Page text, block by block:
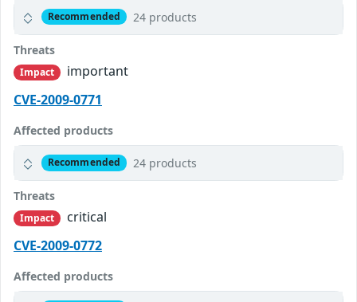
Recommended 24 products
Threats
Impact
important
CVE-2009-0771
Affected products
Recommended 24 products
Threats
Impact
critical
CVE-2009-0772
Affected products